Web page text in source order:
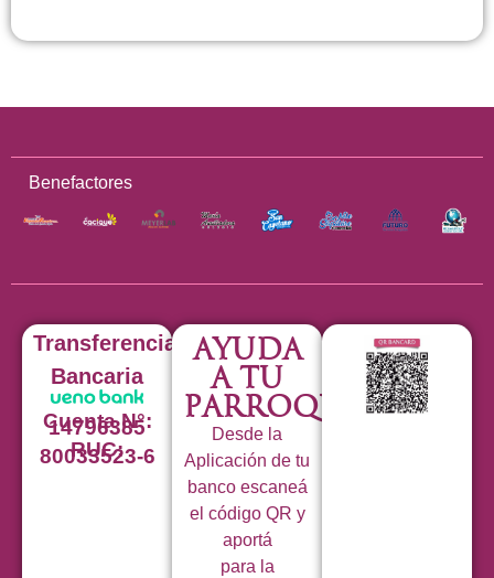
Benefactores
Transferencia
Bancaria
Cuenta N°:
14796385
RUC:
80033523-6
Ayuda
a tu
Parroquia
Desde la
Aplicación de tu
banco escaneá
el código QR y
aportá
para la